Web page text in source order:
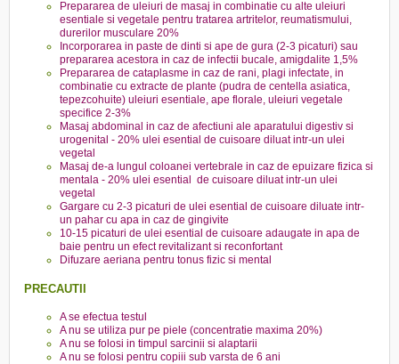
Prepararea de uleiuri de masaj in combinatie cu alte uleiuri
esentiale si vegetale pentru tratarea artritelor, reumatismului,
durerilor musculare 20%
Incorporarea in paste de dinti si ape de gura (2-3 picaturi) sau
prepararea acestora in caz de infectii bucale, amigdalite 1,5%
Prepararea de cataplasme in caz de rani, plagi infectate, in
combinatie cu extracte de plante (pudra de centella asiatica,
tepezcohuite) uleiuri esentiale, ape florale, uleiuri vegetale
specifice 2-3%
Masaj abdominal in caz de afectiuni ale aparatului digestiv si
urogenital - 20% ulei esential de cuisoare diluat intr-un ulei
vegetal
Masaj de-a lungul coloanei vertebrale in caz de epuizare fizica si
mentala - 20% ulei esential de cuisoare diluat intr-un ulei
vegetal
Gargare cu 2-3 picaturi de ulei esential de cuisoare diluate intr-
un pahar cu apa in caz de gingivite
10-15 picaturi de ulei esential de cuisoare adaugate in apa de
baie pentru un efect revitalizant si reconfortant
Difuzare aeriana pentru tonus fizic si mental
PRECAUTII
A se efectua testul
A nu se utiliza pur pe piele (concentratie maxima 20%)
A nu se folosi in timpul sarcinii si alaptarii
A nu se folosi pentru copiii sub varsta de 6 ani